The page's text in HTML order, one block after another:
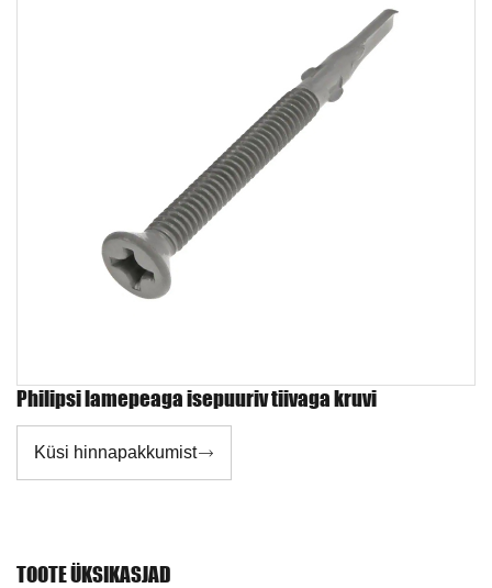
Philipsi lamepeaga isepuuriv tiivaga kruvi
Küsi hinnapakkumist
TOOTE ÜKSIKASJAD